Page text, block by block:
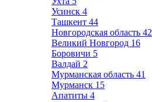
Усинск 4
Ташкент 44
Новгородская область 42
Великий Новгород 16
Боровичи 5
Валдай 2
Мурманская область 41
Мурманск 15
Апатиты 4